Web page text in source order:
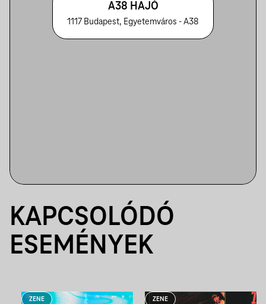
A38 HAJÓ
1117 Budapest, Egyetemváros - A38
KAPCSOLÓDÓ
ESEMÉNYEK
ZENE ZENE